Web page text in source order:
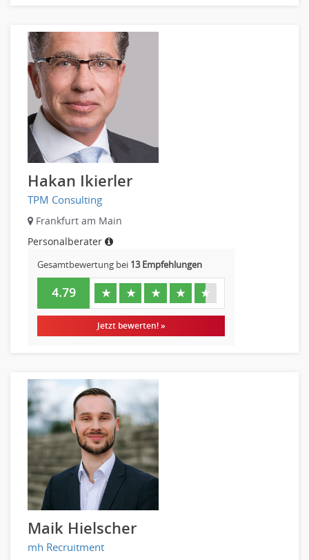
Hakan Ikierler
TPM Consulting
Frankfurt am Main
Personalberater
Gesamtbewertung bei 13 Empfehlungen
4.79 ★ ★ ★ ★ ★
Jetzt bewerten! »
Maik Hielscher
mh Recruitment